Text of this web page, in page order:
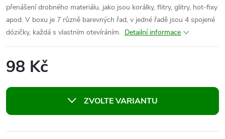
přenášení drobného materiálu, jako jsou korálky, flitry, glitry, hot-fixy
apod. V boxu je 7 různě barevných řad, v jedné řadě jsou 4 spojené
dózičky, každá s vlastním otevíráním. Detailní informace
98 Kč
cena:
ZVOLTE VARIANTU